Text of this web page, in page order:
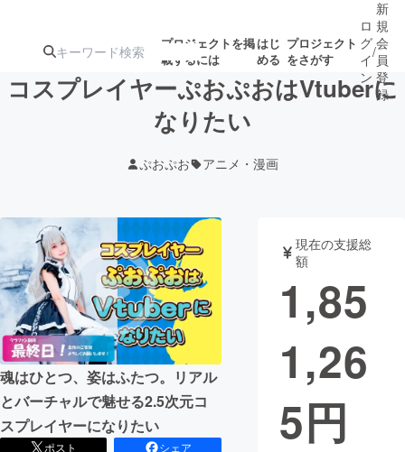
プロジェクトを掲
載するには
はじ
める
プロジェクト
をさがす
ジェクト
ロジェクト
アート・写真 音楽
テクノロジー・ガジェット ゲーム・サ
映像・映画
ビジネス・起業
まちづくり・地域活性化
ロ
グ
イ
ン
/
新
規
会
員
登
録
コスプレイヤーぷおぷおはVtuberに
なりたい
ぷおぷお アニメ・漫画
魂はひとつ、姿はふたつ。リアル
とバーチャルで魅せる2.5次元コ
スプレイヤーになりたい
ポスト
シェア
現在の支援総
額
1,85
1,26
5円